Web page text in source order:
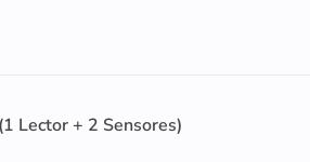
Lector + 2 Sensores)